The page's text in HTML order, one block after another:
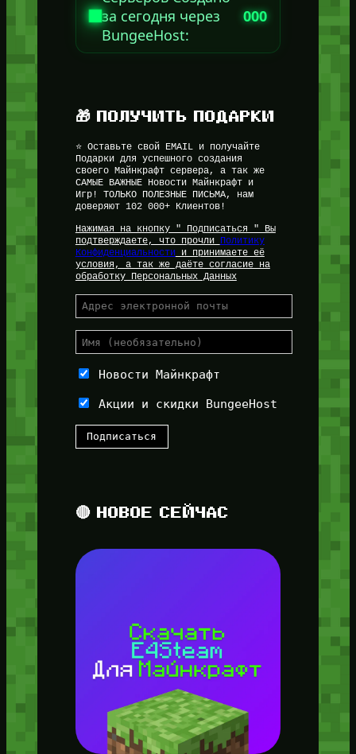
за сегодня через
BungeeHost:
000
🎁 ПОЛУЧИТЬ ПОДАРКИ
⭐ Оставьте свой EMAIL и получайте
Подарки для успешного создания
своего Майнкрафт сервера, а так же
САМЫЕ ВАЖНЫЕ Новости Майнкрафт и
Игр! ТОЛЬКО ПОЛЕЗНЫЕ ПИСЬМА, нам
доверяют 102 000+ Клиентов!
Нажимая на кнопку " Подписаться " Вы
подтверждаете, что прочли Политику
Конфиденциальностии принимаете её
условия, а так же даёте согласие на
обработку Персональных Данных
Новости Майнкрафт
Акции и скидки BungeeHost
🔴 НОВОЕ СЕЙЧАС